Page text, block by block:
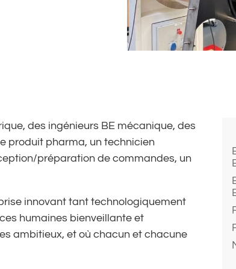
des ingénieurs BE mécanique, des
produit pharma, un technicien
préparation de commandes, un
innovant tant technologiquement
humaines bienveillante et
ambitieux, et où chacun et chacune